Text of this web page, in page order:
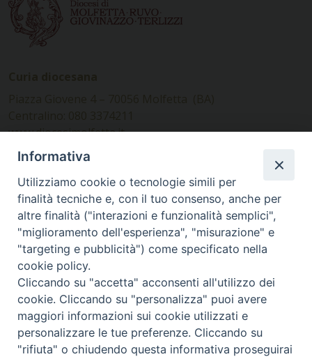
www.diocesimolfetta.it –
diocesimolfetta@pec.chiesacattolica.it
Ufficio Comunicazioni sociali
Piazza Giovene 4 – 70056 Molfetta (BA)
comunicazionisociali@diocesimolfetta.it
SEGUICI SU
Facebook
Instagram
X YouTube
Feed
Privacy Policy - trasparenza
Informativa
Utilizziamo cookie o tecnologie simili per
finalità tecniche e, con il tuo consenso, anche per
altre finalità ("interazioni e funzionalità semplici",
"miglioramento dell'esperienza", "misurazione" e
"targeting e pubblicità") come specificato nella
cookie policy.
Cliccando su "accetta" acconsenti all'utilizzo dei
cookie. Cliccando su "personalizza" puoi avere
maggiori informazioni sui cookie utilizzati e
personalizzare le tue preferenze. Cliccando su
"rifiuta" o chiudendo questa informativa proseguirai